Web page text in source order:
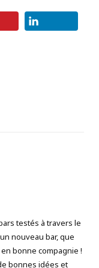
testés à travers le
nouveau bar, que
bonne compagnie !
bonnes idées et